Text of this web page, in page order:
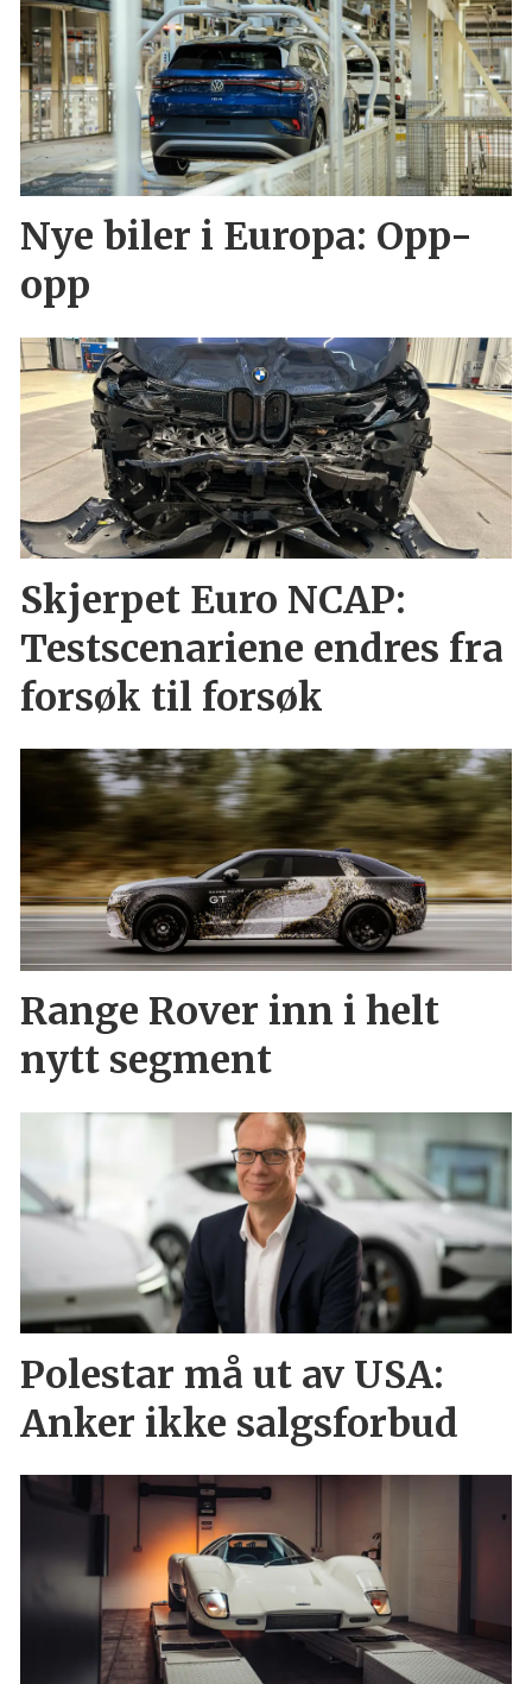
Nye biler i Europa: Opp-
opp
Skjerpet Euro NCAP:
Testscenariene endres fra
forsøk til forsøk
Range Rover inn i helt
nytt segment
Polestar må ut av USA:
Anker ikke salgsforbud